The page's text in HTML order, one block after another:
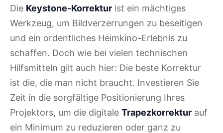
Die Keystone-Korrektur ist ein mächtiges
Werkzeug, um Bildverzerrungen zu beseitigen
und ein ordentliches Heimkino-Erlebnis zu
schaffen. Doch wie bei vielen technischen
Hilfsmitteln gilt auch hier: Die beste Korrektur
ist die, die man nicht braucht. Investieren Sie
Zeit in die sorgfältige Positionierung Ihres
Projektors, um die digitale Trapezkorrektur auf
ein Minimum zu reduzieren oder ganz zu